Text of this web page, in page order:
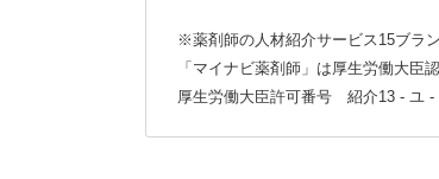
※薬剤師の人材紹介サービス15ブラ
「マイナビ薬剤師」は厚生労働大臣
厚生労働大臣許可番号 紹介13 - ユ -